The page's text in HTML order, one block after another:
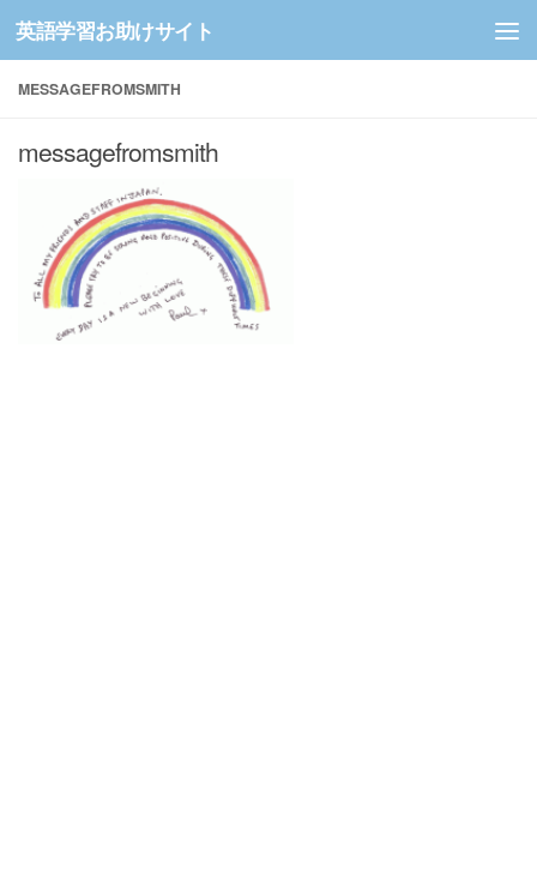
コンテンツへスキップ
英語学習お助けサイト
MESSAGEFROMSMITH
messagefromsmith